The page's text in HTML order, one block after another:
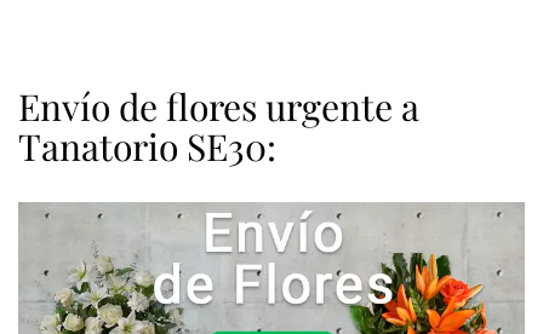
Envío de flores urgente a
Tanatorio SE30: